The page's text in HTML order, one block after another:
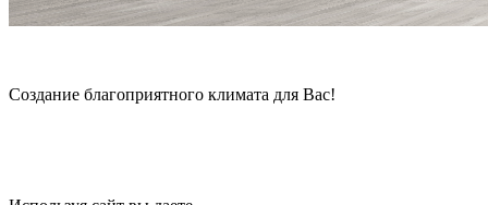
Создание благоприятного климата для Вас!